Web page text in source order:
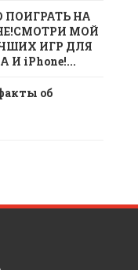
ПОИГРАТЬ НА
МОЙ
ИГР ДЛЯ
И iPhone!...
об